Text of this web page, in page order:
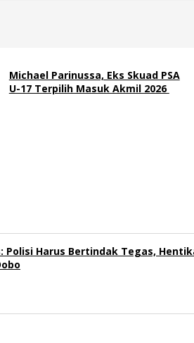
Michael Parinussa, Eks Skuad PSA
U-17 Terpilih Masuk Akmil 2026
Polisi Harus Bertindak Tegas,